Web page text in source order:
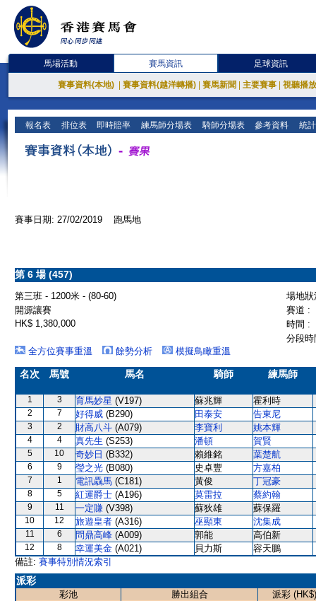
馬場活動 賽馬資訊 足球資訊
賽事資料(本地) 賽事資料(越洋轉播) 賽馬新聞 主要賽事 視聽播
報名表 排位表 即時賠率 練馬師分場表 騎師分場表 參考資料 統
賽事日期: 27/02/2019 跑馬地
第 6 場 (457)
第三班 - 1200米 - (80-60)
場地
開源讓賽
賽道 :
HK$ 1,380,000
時間 :
分段
全方位賽事重溫
餘勢分析 模擬鳥瞰重溫
名次 馬號 馬名 騎師 練馬師
1 3 育馬妙星 (V197) 蘇兆輝 霍利時
2 7 好得威 (B290) 田泰安 告東尼
3 2 財高八斗 (A079) 李寶利 姚本輝
4 4 真先生 (S253) 潘頓 賀賢
5 10 奇妙日 (B332) 賴維銘 葉楚航
6 9 瑩之光 (B080) 史卓豐 方嘉柏
7 1 電訊驫馬 (C181) 黃俊 丁冠豪
8 5 紅運爵士 (A196) 莫雷拉 蔡約翰
9 11 一定賺 (V398) 蘇狄雄 蘇保羅
10 12 旅遊皇者 (A316) 巫顯東 沈集成
11 6 問鼎高峰 (A009) 郭能 高伯新
12 8 幸運美金 (A021) 貝力斯
容天鵬
備註: 賽事特別情況索引
派彩
彩池 勝出組合
派彩 (HK$)